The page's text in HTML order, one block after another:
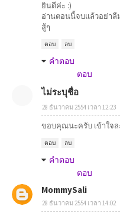
ยินดีค่ะ :)
อ่านตอนนี้จบแล้วอย่า
สู้ๆ
ตอบ ลบ
คำตอบ
ตอบ
ไม่ระบุชื่อ
28 ธันวาคม 2554 เวลา 12:23
ขอบคุณนะครับ เข้าใจ
ตอบ ลบ
คำตอบ
ตอบ
MommySali
28 ธันวาคม 2554 เวลา 14:02